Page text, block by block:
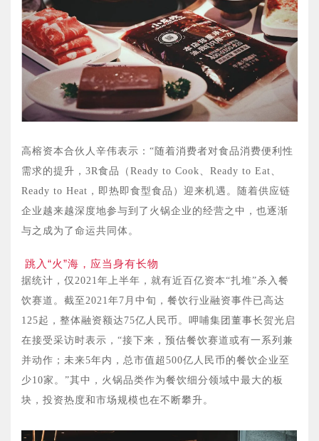
高榕资本合伙人辛伟表示：“随着消费者对食品消费便利性
需求的提升，3R食品（Ready to Cook、Ready to Eat、
Ready to Heat，即热即食型食品）迎来机遇。随着供应链
企业越来越深度地参与到了火锅企业的经营之中，也逐渐
与之成为了命运共同体。
跳入“火”海，应当身有长物
据统计，仅2021年上半年，就有近百亿资本“扎堆”杀入餐
饮赛道。截至2021年7月中旬，餐饮行业融资事件已高达
125起，整体融资额达75亿人民币。呷哺集团董事长贺光启
在接受采访时表示，“接下来，预估餐饮赛道或有一系列兼
并动作；未来5年内，总市值超500亿人民币的餐饮企业至
少10家。”其中，火锅品类作为餐饮细分领域中最大的板
块，投资热度和市场规模也在不断攀升。